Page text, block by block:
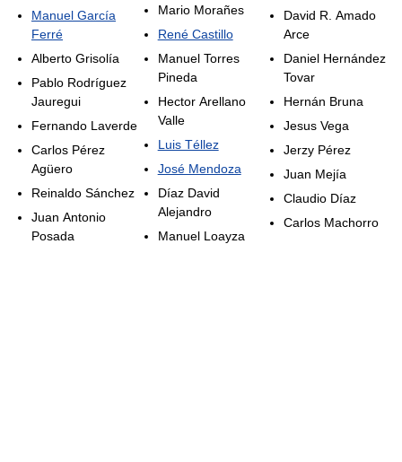
Manuel García
Ferré
Alberto Grisolía
Pablo Rodríguez
Jauregui
Fernando Laverde
Carlos Pérez
Agüero
Reinaldo Sánchez
Juan Antonio
Posada
Mario Morañes
René Castillo
Manuel Torres
Pineda
Hector Arellano
Valle
Luis Téllez
José Mendoza
Díaz David
Alejandro
Manuel Loayza
David R. Amado
Arce
Daniel Hernández
Tovar
Hernán Bruna
Jesus Vega
Jerzy Pérez
Juan Mejía
Claudio Díaz
Carlos Machorro